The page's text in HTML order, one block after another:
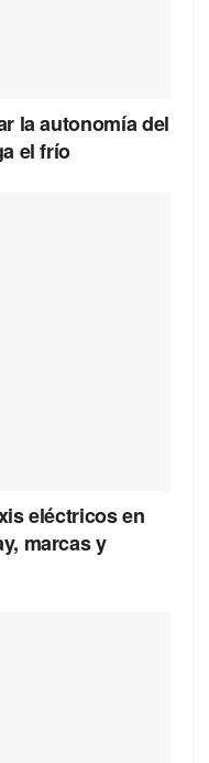
la autonomía del
el frío
eléctricos en
marcas y